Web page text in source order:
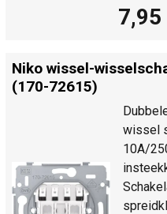
7,95
Niko wissel-
(170-72615)
wissel
10A/